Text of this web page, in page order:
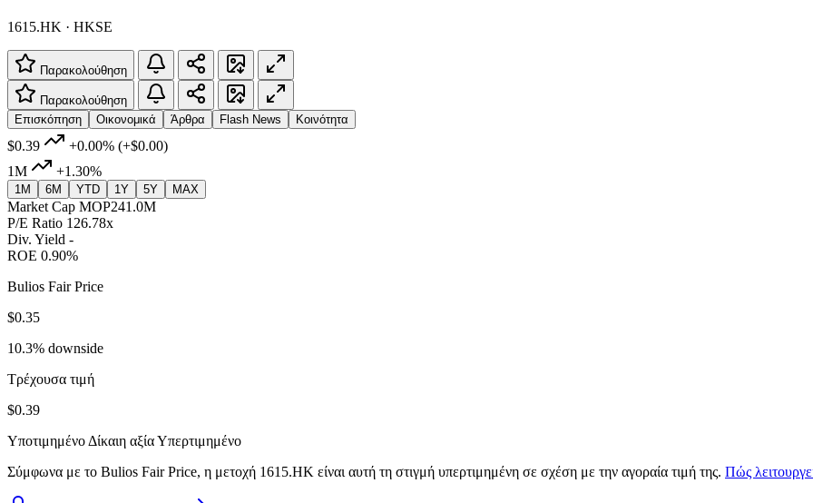
1615.HK · HKSE
Παρακολούθηση
Παρακολούθηση
Επισκόπηση
Οικονομικά Άρθρα Flash News Κοινότητα
$0.39 +0.00% (+$0.00)
1M
+1.30%
1M 6M YTD 1Y 5Y MAX
Market Cap MOP241.0M
P/E Ratio 126.78x
Div. Yield -
ROE 0.90%
Bulios Fair Price
$0.35
10.3% downside
Τρέχουσα τιμή
$0.39
Υποτιμημένο Δίκαιη αξίαΥπερτιμημένο
Σύμφωνα με το Bulios Fair Price, η μετοχή 1615.HK είναι αυτή τη στιγμή υπερτιμημένη σε σχέση με την αγοραία τιμή της. Πώς